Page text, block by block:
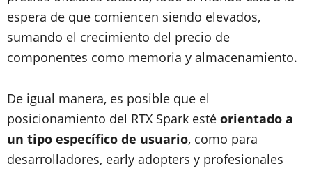
espera de que comiencen siendo elevados,
sumando el crecimiento del precio de
componentes como memoria y almacenamiento.
De igual manera, es posible que el
posicionamiento del RTX Spark esté orientado a
un tipo específico de usuario, como para
desarrolladores, early adopters y profesionales